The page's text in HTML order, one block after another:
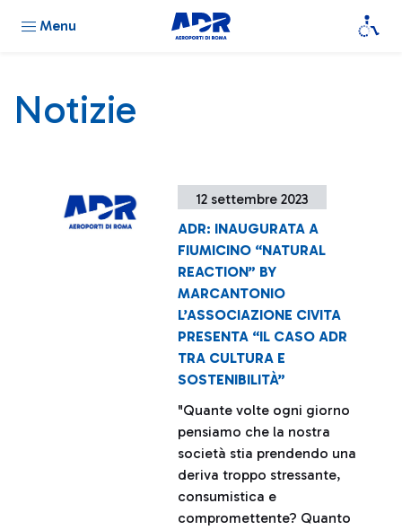
Menu
Notizie
12 settembre 2023
ADR: INAUGURATA A
FIUMICINO “NATURAL
REACTION” BY
MARCANTONIO
L’ASSOCIAZIONE CIVITA
PRESENTA “IL CASO ADR
TRA CULTURA E
SOSTENIBILITÀ”
"Quante volte ogni giorno
pensiamo che la nostra
società stia prendendo una
deriva troppo stressante,
consumistica e
compromettente? Quanto